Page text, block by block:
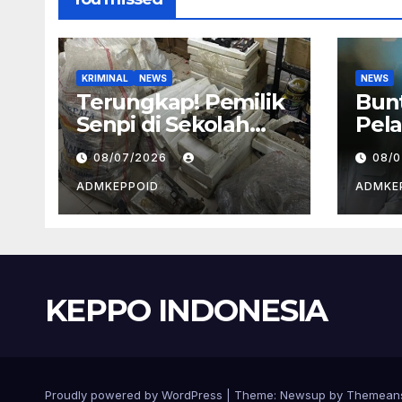
KRIMINAL NEWS
Terungkap! Pemilik
Senpi di Sekolah
Swasta Jaksel
Ternyata Direktur
Perusahaan Airsoft
Gun Impor
08/07/2026
ADMKEPPOID
NEWS
dan
08/
KEPPO INDONESIA
Proudly powered by WordPress Theme: Newsup by